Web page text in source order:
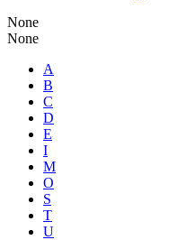
None
None
A
B
C
D
E
I
M
O
S
T
U